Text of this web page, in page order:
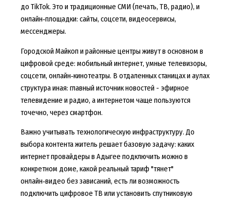
до TikTok. Это и традиционные СМИ (печать, ТВ, радио), и
онлайн‑площадки: сайты, соцсети, видеосервисы,
мессенджеры.
Городской Майкоп и районные центры живут в основном в
цифровой среде: мобильный интернет, умные телевизоры,
соцсети, онлайн‑кинотеатры. В отдаленных станицах и аулах
структура иная: главный источник новостей - эфирное
телевидение и радио, а интернетом чаще пользуются
точечно, через смартфон.
Важно учитывать технологическую инфраструктуру. До
выбора контента житель решает базовую задачу: каких
интернет провайдеры в Адыгее подключить можно в
конкретном доме, какой реальный тариф "тянет"
онлайн‑видео без зависаний, есть ли возможность
подключить цифровое ТВ или установить спутниковую